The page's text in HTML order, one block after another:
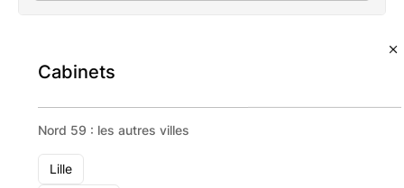
Cabinets
Nord 59 : les autres villes
Lille